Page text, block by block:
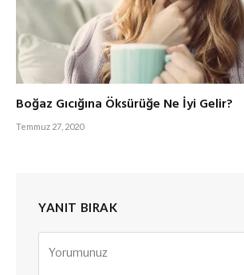
Boğaz Gıcığına Öksürüğe Ne İyi Gelir?
Temmuz 27, 2020
YANIT BIRAK